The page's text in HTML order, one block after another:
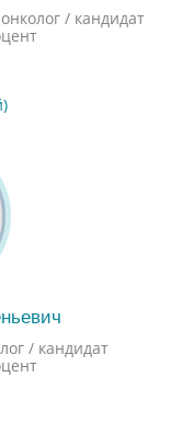
/ кандидат
/ кандидат